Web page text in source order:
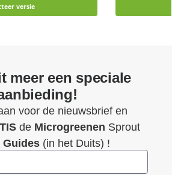
versie
meer een speciale
voor de nieuwsbrief en
de Microgreenen Sprout
Guides(in het Duits) !